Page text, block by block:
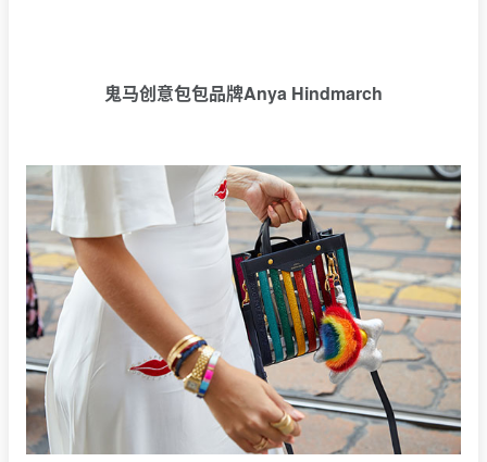
鬼马创意包包品牌Anya Hindmarch